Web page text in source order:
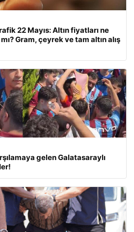
22 Mayıs: Altın fiyatları ne
Gram, çeyrek ve tam altın alış
gelen Galatasaraylı